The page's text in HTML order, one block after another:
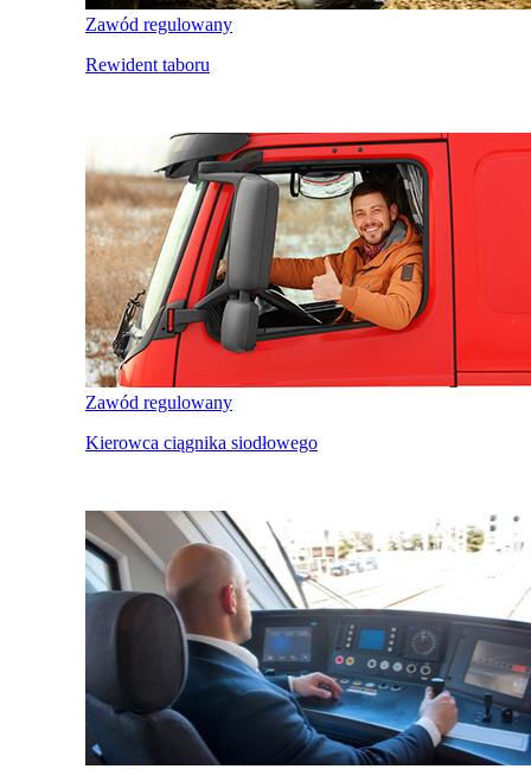
Zawód regulowany
Rewident taboru
Zawód regulowany
Kierowca ciągnika siodłowego